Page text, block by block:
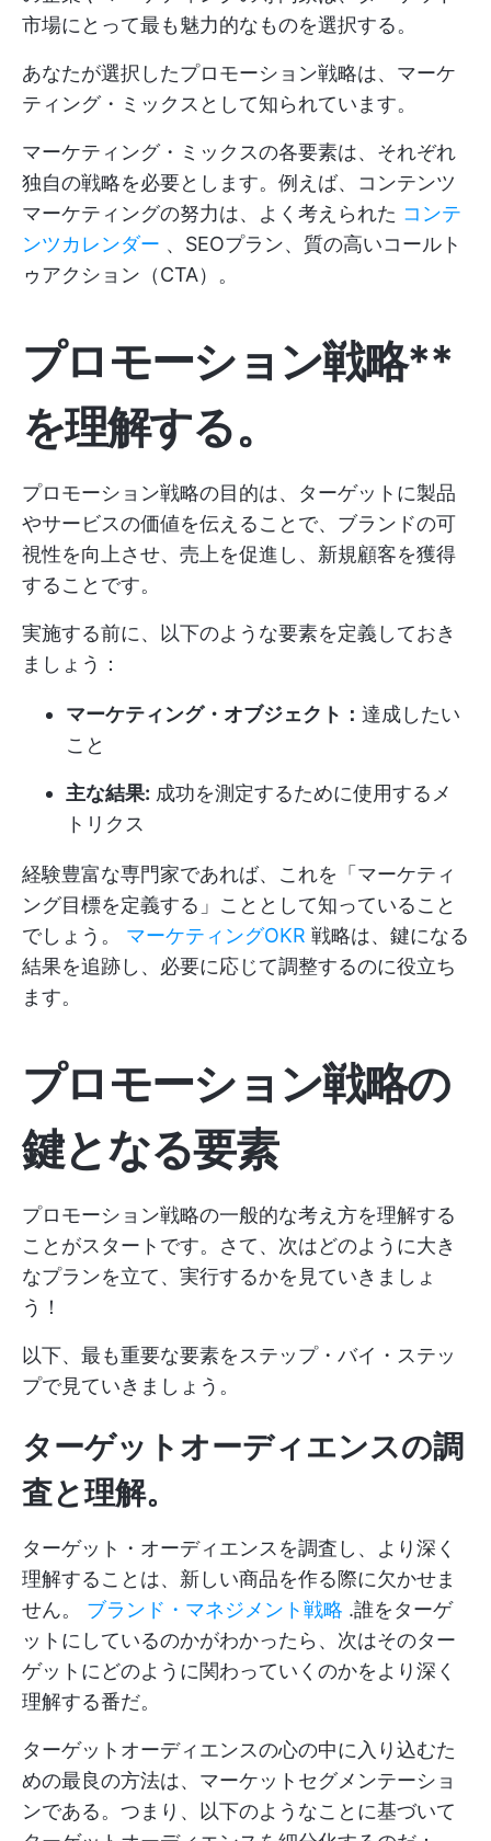
市場にとって最も魅力的なものを選択する。
あなたが選択したプロモーション戦略は、マーケ
ティング・ミックスとして知られています。
マーケティング・ミックスの各要素は、それぞれ
独自の戦略を必要とします。例えば、コンテンツ
マーケティングの努力は、よく考えられた コンテ
ンツカレンダー 、SEOプラン、質の高いコールト
ゥアクション（CTA）。
プロモーション戦略**
を理解する。
プロモーション戦略の目的は、ターゲットに製品
やサービスの価値を伝えることで、ブランドの可
視性を向上させ、売上を促進し、新規顧客を獲得
することです。
実施する前に、以下のような要素を定義しておき
ましょう：
マーケティング・オブジェクト： 達成したい
こと
主な結果: 成功を測定するために使用するメ
トリクス
経験豊富な専門家であれば、これを「マーケティ
ング目標を定義する」こととして知っていること
でしょう。 マーケティングOKR 戦略は、鍵になる
結果を追跡し、必要に応じて調整するのに役立ち
ます。
プロモーション戦略の
鍵となる要素
プロモーション戦略の一般的な考え方を理解する
ことがスタートです。さて、次はどのように大き
なプランを立て、実行するかを見ていきましょ
う！
以下、最も重要な要素をステップ・バイ・ステッ
プで見ていきましょう。
ターゲットオーディエンスの調
査と理解。
ターゲット・オーディエンスを調査し、より深く
理解することは、新しい商品を作る際に欠かせま
せん。 ブランド・マネジメント戦略 .誰をターゲ
ットにしているのかがわかったら、次はそのター
ゲットにどのように関わっていくのかをより深く
理解する番だ。
ターゲットオーディエンスの心の中に入り込むた
めの最良の方法は、マーケットセグメンテーショ
ンである。つまり、以下のようなことに基づいて